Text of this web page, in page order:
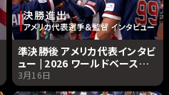
準決勝後 アメリカ代表インタビ
ュー | 2026 ワールドベースボ
ールクラシック | Netflix
Japan
3月16日